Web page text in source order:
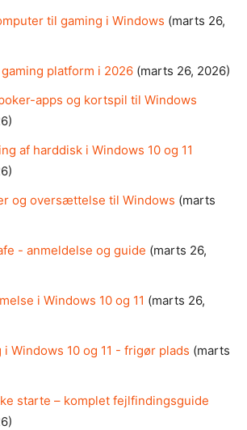
til gaming i Windows (marts 26,
platform i 2026 (marts 26, 2026)
apps og kortspil til Windows
af harddisk i Windows 10 og 11
og oversættelse til Windows (marts
- anmeldelse og guide (marts 26,
i Windows 10 og 11 (marts 26,
Windows 10 og 11 - frigør plads (marts
starte – komplet fejlfindingsguide